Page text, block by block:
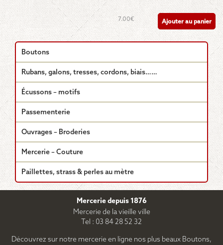
7.00€ Ajouter au panier
Boutons
Rubans, galons, tresses, cordons, biais……
Écussons – motifs
Passementerie
Ouvrages – Broderies
Mercerie – Couture
Paillettes, strass & perles au mètre
Mercerie depuis 1876
Mercerie de la vieille ville
Tel : 03 84 28 52 32
Découvrez sur notre mercerie en ligne nos plus beaux Boutons,